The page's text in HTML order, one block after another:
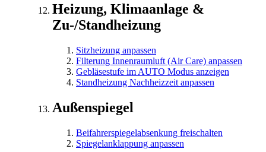
Heizung, Klimaanlage &
Zu-/Standheizung
Sitzheizung anpassen
Filterung Innenraumluft (Air Care) anpassen
Gebläsestufe im AUTO Modus anzeigen
Standheizung Nachheizzeit anpassen
Außenspiegel
Beifahrerspiegelabsenkung freischalten
Spiegelanklappung anpassen